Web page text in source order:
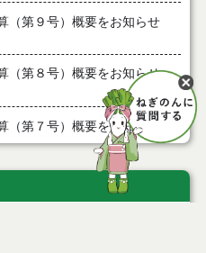
（第９号）概要をお知らせ
（第８号）概要をお知らせ
（第７号）概要をお知らせ
予算（第５号）概要をお知